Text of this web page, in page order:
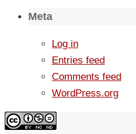
Meta
Log in
Entries feed
Comments feed
WordPress.org